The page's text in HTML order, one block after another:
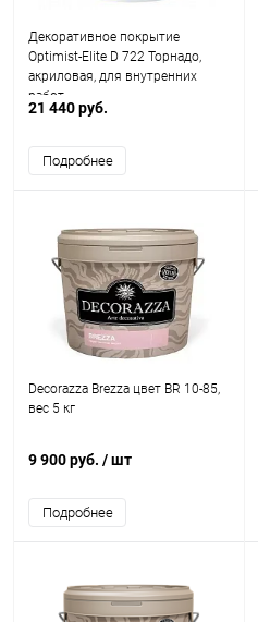
Декоративное покрытие
Optimist-Elite D 722 Торнадо,
акриловая, для внутренних
работ
21 440 руб.
Подробнее
Decorazza Brezza цвет BR 10-85,
вес 5 кг
9 900 руб. / шт
Подробнее